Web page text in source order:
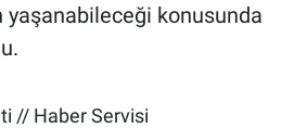
yaşanabileceği konusunda
// Haber Servisi